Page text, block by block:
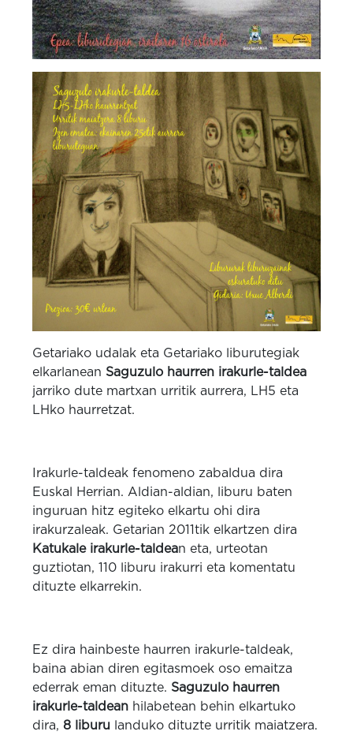
Getariako udalak eta Getariako liburutegiak
elkarlanean Saguzulo haurren irakurle-taldea
jarriko dute martxan urritik aurrera, LH5 eta
LHko haurretzat.
Irakurle-taldeak fenomeno zabaldua dira
Euskal Herrian. Aldian-aldian, liburu baten
inguruan hitz egiteko elkartu ohi dira
irakurzaleak. Getarian 2011tik elkartzen dira
Katukale irakurle-taldean eta, urteotan
guztiotan, 110 liburu irakurri eta komentatu
dituzte elkarrekin.
Ez dira hainbeste haurren irakurle-taldeak,
baina abian diren egitasmoek oso emaitza
ederrak eman dituzte. Saguzulo haurren
irakurle-taldean hilabetean behin elkartuko
dira, 8 liburulanduko dituzte urritik maiatzera.